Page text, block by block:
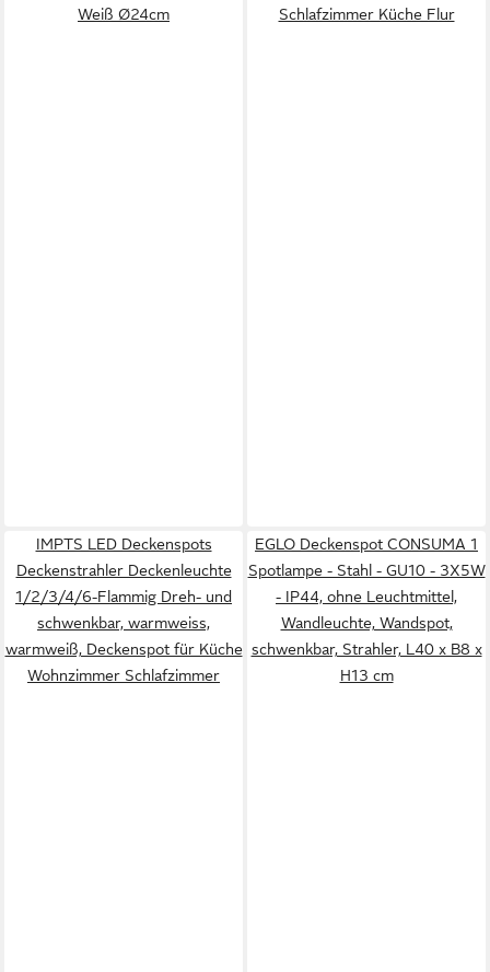
Weiß Ø24cm
Schlafzimmer Küche Flur
IMPTS LED Deckenspots
Deckenstrahler Deckenleuchte
1/2/3/4/6-Flammig Dreh- und
schwenkbar, warmweiss,
warmweiß, Deckenspot für Küche
Wohnzimmer Schlafzimmer
EGLO Deckenspot CONSUMA 1
Spotlampe - Stahl - GU10 - 3X5W
- IP44, ohne Leuchtmittel,
Wandleuchte, Wandspot,
schwenkbar, Strahler, L40 x B8 x
H13 cm